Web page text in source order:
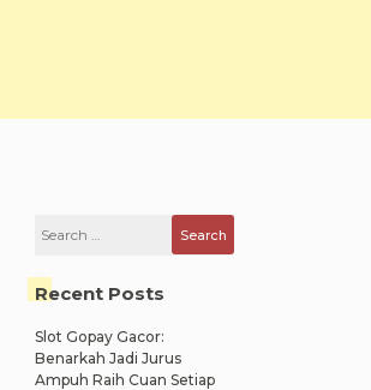
Search
Recent Posts
Slot Gopay Gacor:
Benarkah Jadi Jurus
Ampuh Raih Cuan Setiap